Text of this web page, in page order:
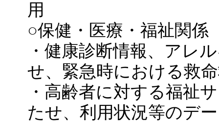
用
○保健・医療・福祉関係
・健康診断情報、アレ
せ、緊急時における救
・高齢者に対する福祉
たせ、利用状況等のデ